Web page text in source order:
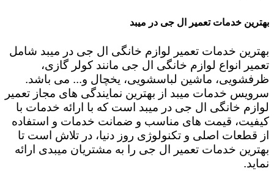
بهترین خدمات تعمیر ال جی در میبد
بهترین خدمات تعمیر لوازم خانگی ال جی در میبد شامل
تعمیر انواع لوازم خانگی ال جی مانند کولر گازی،
ظرفشویی، ماشین لباسشویی، یخچال و... می باشد.
سرویس خدمات میبد از بهترین نمایندگی های مجاز تعمیر
لوازم خانگی ال جی در میبد است که با ارائه خدمات با
کیفیت، قیمت های مناسب و ضمانت خدمات و استفاده
از قطعات اصلی و تکنولوژی روز دنیا، در تلاش است تا
بهترین خدمات تعمیر ال جی را به مشتریان میبدی ارائه
نماید.